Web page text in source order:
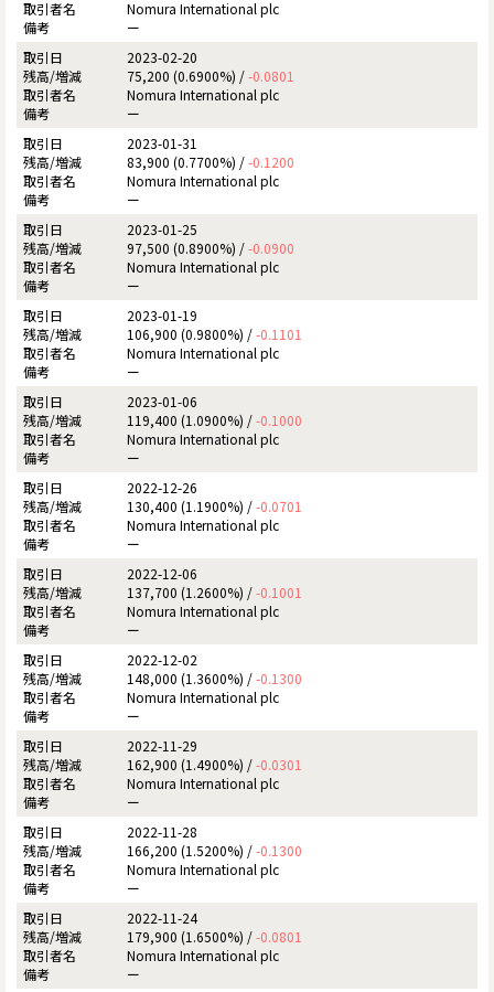
Nomura International plc
ー
2023-02-20
75,200 (0.6900%) /-0.0801
Nomura International plc
ー
2023-01-31
83,900 (0.7700%) /-0.1200
Nomura International plc
ー
2023-01-25
97,500 (0.8900%) /-0.0900
Nomura International plc
ー
2023-01-19
106,900 (0.9800%) /-0.1101
Nomura International plc
ー
2023-01-06
119,400 (1.0900%) /-0.1000
Nomura International plc
ー
2022-12-26
130,400 (1.1900%) /-0.0701
Nomura International plc
ー
2022-12-06
137,700 (1.2600%) /-0.1001
Nomura International plc
ー
2022-12-02
148,000 (1.3600%) /-0.1300
Nomura International plc
ー
2022-11-29
162,900 (1.4900%) /-0.0301
Nomura International plc
ー
2022-11-28
166,200 (1.5200%) /-0.1300
Nomura International plc
ー
2022-11-24
179,900 (1.6500%) /-0.0801
Nomura International plc
ー